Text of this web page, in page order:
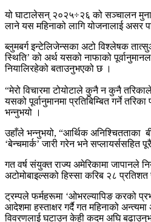
यो घाटालेसन् २०२५÷२६ को सञ्चालन
लाने यस महिनाको लागि योजनालाई असर
ब्लुमबर्ग इन्टेलिजेन्सका अटो विश्लेषक
स्थिति’ को अर्थ यसको नाफाको
नियालिरहेको बताउनुभएको छ ।
“मेरो विचारमा टोयोटाले कुनै न कुनै
यसको पूर्वानुमानमा प्रतिबिम्बित गर्ने
भन्नुभयो ।
उहाँले भन्नुभयो, “आर्थिक अनिश्चितताका
‘बेन्चमार्क’ जारी गरेन भने सप्लायर्ससहित
गत वर्ष संयुक्त राज्य अमेरिकामा जापानले
अटोमोबाइल्सको हिस्सा करिब २८ प्रतिशत
ट्रम्पले फर्महरूमा ‘ओभरल्यापिङ करको
आदेशमा हस्ताक्षर गर्दै गत महिनाको
विवरणलाई घटाउन केही कदम अघि